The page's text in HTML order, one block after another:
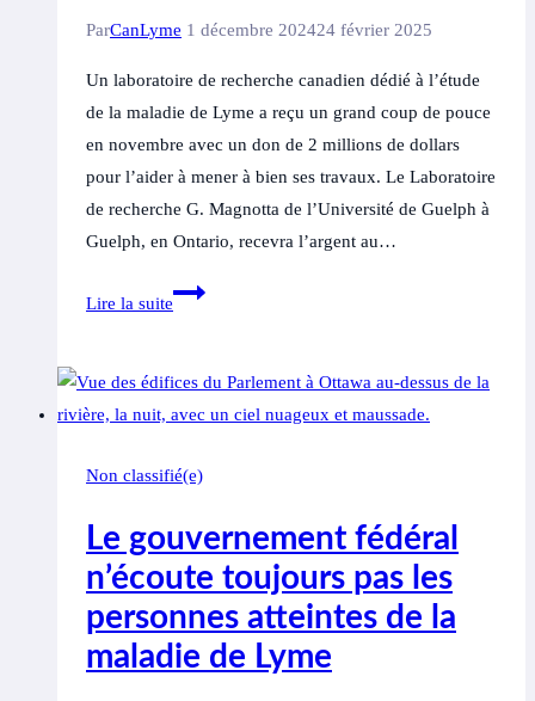
ParCanLyme 1 décembre 202424 février 2025
Un laboratoire de recherche canadien dédié à l’étude
de la maladie de Lyme a reçu un grand coup de pouce
en novembre avec un don de 2 millions de dollars
pour l’aider à mener à bien ses travaux. Le Laboratoire
de recherche G. Magnotta de l’Université de Guelph à
Guelph, en Ontario, recevra l’argent au…
Lire la suite
Un
2
millions
dollars
le
laboratoire
de
recherche
de
Non classifié(e)
Le gouvernement fédéral
n’écoute toujours pas les
personnes atteintes de la
maladie de Lyme